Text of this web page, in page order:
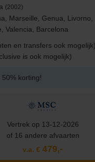
(2002)
Marseille, Genua, Livorno,
Valencia, Barcelona
en transfers ook mogelijk)
is ook mogelijk)
50% korting!
Vertrek op 13-12-2026
of 16 andere afvaarten
v.a. € 479,-